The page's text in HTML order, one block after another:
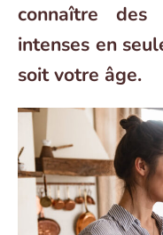
connaître
intenses en
soit votre âge.